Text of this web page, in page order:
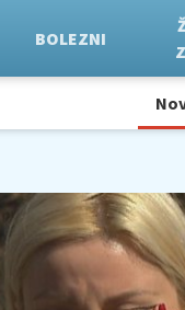
BOLEZNI